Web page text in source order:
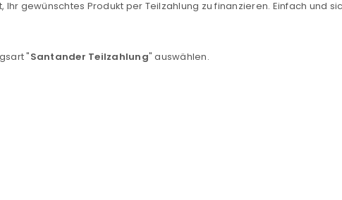
Please select all the ways you
gewünschtes Produkt per Teilzahlung zu finanzieren. Einfach und
"Santander Teilzahlung" auswählen.